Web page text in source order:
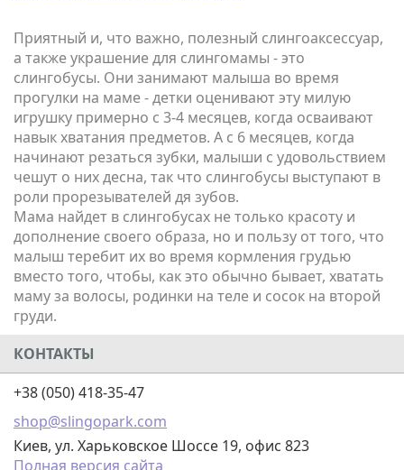
Приятный и, что важно, полезный слингоаксессуар,
а также украшение для слингомамы - это
слингобусы. Они занимают малыша во время
прогулки на маме - детки оценивают эту милую
игрушку примерно с 3-4 месяцев, когда осваивают
навык хватания предметов. А с 6 месяцев, когда
начинают резаться зубки, малыши с удовольствием
чешут о них десна, так что слингобусы выступают в
роли прорезывателей дя зубов.
Мама найдет в слингобусах не только красоту и
дополнение своего образа, но и пользу от того, что
малыш теребит их во время кормления грудью
вместо того, чтобы, как это обычно бывает, хватать
маму за волосы, родинки на теле и сосок на второй
груди.
КОНТАКТЫ
+38 (050) 418-35-47
shop@slingopark.com
Киев, ул. Харьковское Шоссе 19, офис 823
Полная версия сайта